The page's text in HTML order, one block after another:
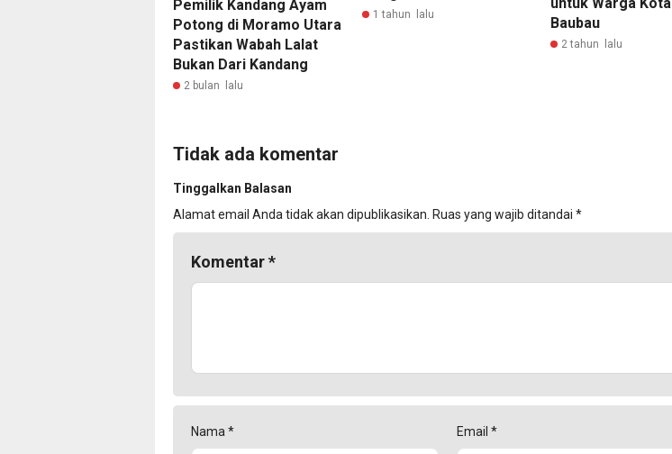
Pemilik Kandang Ayam
Potong di Moramo Utara
Pastikan Wabah Lalat
Bukan Dari Kandang
2 bulan lalu
1 tahun lalu
Baubau
2 tahun lalu
Tidak ada komentar
Tinggalkan Balasan
Alamat email Anda tidak akan dipublikasikan. Ruas yang wajib ditandai *
Komentar*
Nama* Email *